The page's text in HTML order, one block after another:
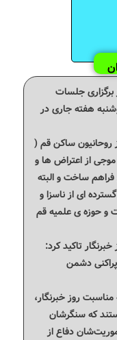
جلسات
هفته جاری در
روحانیون ساکن قم (
موجی از اعتراض ها و
ساخت و البته
ای از ناسزا و
و حوزه ی علمیه قم
تاکید کرد:
دشمن
روز خبرنگار،
که سنگرشان
دفاع از